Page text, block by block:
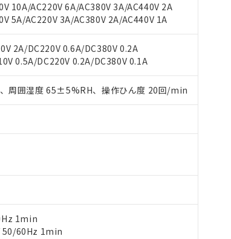
10A/AC220V 6A/AC380V 3A/AC440V 2A
5A/AC220V 3A/AC380V 2A/AC440V 1A
2A/DC220V 0.6A/DC380V 0.2A
0.5A/DC220V 0.2A/DC380V 0.1A
周囲湿度 65±5%RH、操作ひん度 20回/min
1min
50/60Hz 1min
格照会結果は、記載している更新日時点での社内デー
時点での実際の在庫および標準価格とは異なる場合が
標準価格はお客様のお取引先、またはお客様担当のオ
ください。
店や当社販売拠点は「販売ネットワーク
」をご確認
格結果を当社の事前の承諾なく第三者に漏洩または開
品リスト作成サービス）をご利用いただくには、I-Web
。
ト上で当社にご登録された部品リストについて、当社
ビスに関するお客様との取引・商談に必要な範囲で利
は、"個人情報の共同利用に関して"
の「1.共同利用
ル酸ジイソブチル (DIBP) 1000ppm以下
び制御機器に対する適用除外項目は除く。
いては閾値を超える意図的な使用がないことを確認しています。
どにより、予定月が前後することがあります。
ンロードすることができます。
非含有証明書
社基準）
含有を証明するもので、過去に遡って非含有を証明す
酸エステル類４物質の対応では、対応完了までの期間
T26572)：
、 Cd(カドミウム) : 100ppm、
ポリ臭化ビフェニル類) : 1000ppm、 PBDEs(ポリ臭化ジフェニルエ
、 DIBP(フタル酸ジイソブチル) : 1000ppm、 BBP(フタル酸ブチルベン
シル)) : 1000ppm
）のすべてが基準値以下であることを示します。
において有害物質が外部に漏えいし、環境に深刻な影響
販売部門へお問い合わせください。
する場合は、完全に破砕するなど、違法に輸出されな
兵器、ミサイル、化学兵器、生物兵器またはその他武
しません。
三者に販売する場合は、上記1、2および3の内容を当該
よび販売に係わる関係者が違法に輸出するおそれがあ
庫あり
いが在庫あり
在庫状況については、お客様のお取引先、またはお客様
販売員にご確認ください)
た在庫状況の情報を公開していない機種